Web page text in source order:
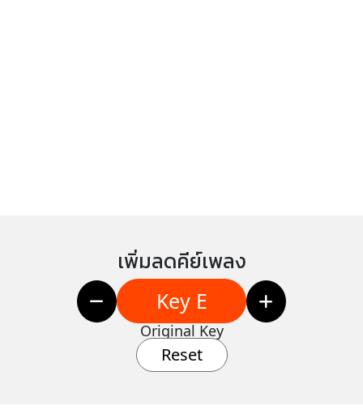
เพิ่มลดคีย์เพลง
Key E
Original Key
Reset